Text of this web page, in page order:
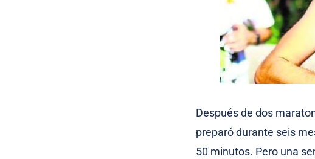
Después de dos
preparó durante seis
50 minutos. Pero una